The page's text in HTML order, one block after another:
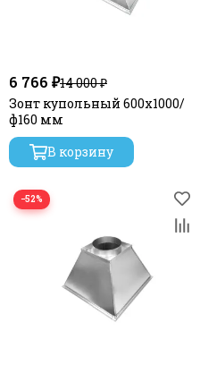
6 766 ₽14 000 ₽
Зонт купольный 600х1000/
ф160 мм
В корзину
−52%